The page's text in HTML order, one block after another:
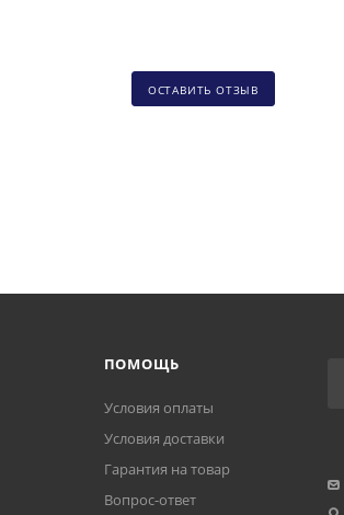
ОСТАВИТЬ ОТЗЫВ
ПОМОЩЬ
Условия оплаты
Условия доставки
Гарантия на товар
Вопрос-ответ